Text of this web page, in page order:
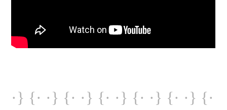
·} {· ·} {· ·} {· ·} {· ·} {· ·} {·